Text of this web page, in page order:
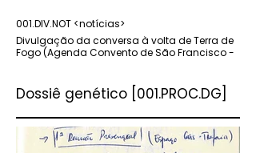
001.DIV.NOT <notícias>
Divulgação da conversa à volta de Terra de
Fogo (Agenda Convento de São Francisco -
Dossiê genético [001.PROC.DG]